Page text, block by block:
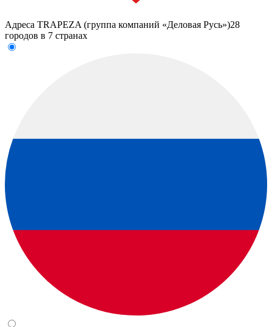
Адреса TRAPEZA (группа компаний «Деловая Русь»)28
городов в 7 странах